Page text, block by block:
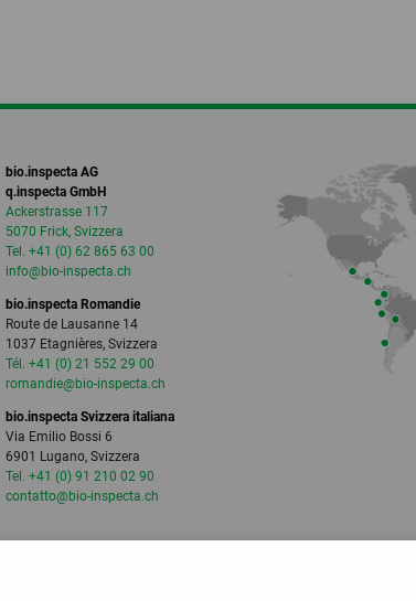
bio.inspecta AG
q.inspecta GmbH
Ackerstrasse 117
5070 Frick, Svizzera
Tel. +41 (0) 62 865 63 00
info@bio-inspecta.ch
bio.inspecta Romandie
Route de Lausanne 14
1037 Etagnières, Svizzera
Tél. +41 (0) 21 552 29 00
romandie@bio-inspecta.ch
bio.inspecta Svizzera italiana
Via Emilio Bossi 6
6901 Lugano, Svizzera
Tel. +41 (0) 91 210 02 90
contatto@bio-inspecta.ch